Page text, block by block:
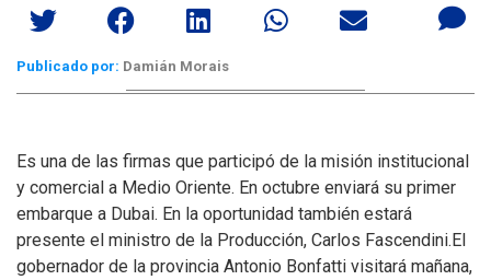
Publicado por: Damián Morais
Es una de las firmas que participó de la misión institucional
y comercial a Medio Oriente. En octubre enviará su primer
embarque a Dubai. En la oportunidad también estará
presente el ministro de la Producción, Carlos Fascendini.El
gobernador de la provincia Antonio Bonfatti visitará mañana,